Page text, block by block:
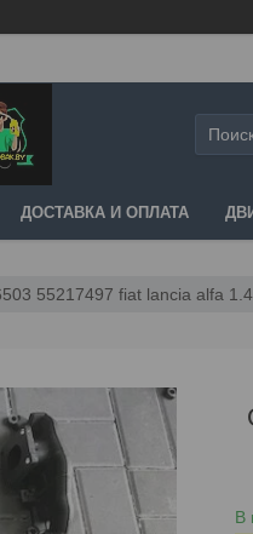
ДОСТАВКА И ОПЛАТА
55217497 fiat lancia alfa
В